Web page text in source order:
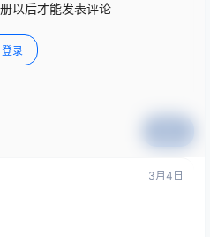
以后才能发表评论
登录
3月4日